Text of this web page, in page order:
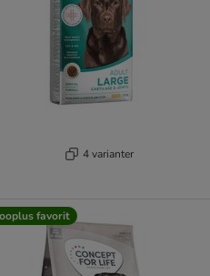
4 varianter
favorit